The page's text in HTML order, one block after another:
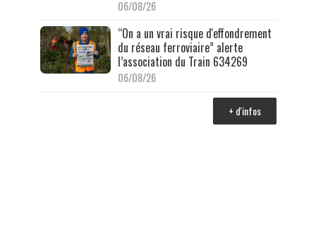
06/08/26
“On a un vrai risque d'effondrement
du réseau ferroviaire” alerte
l’association du Train 634269
06/08/26
+ d'infos